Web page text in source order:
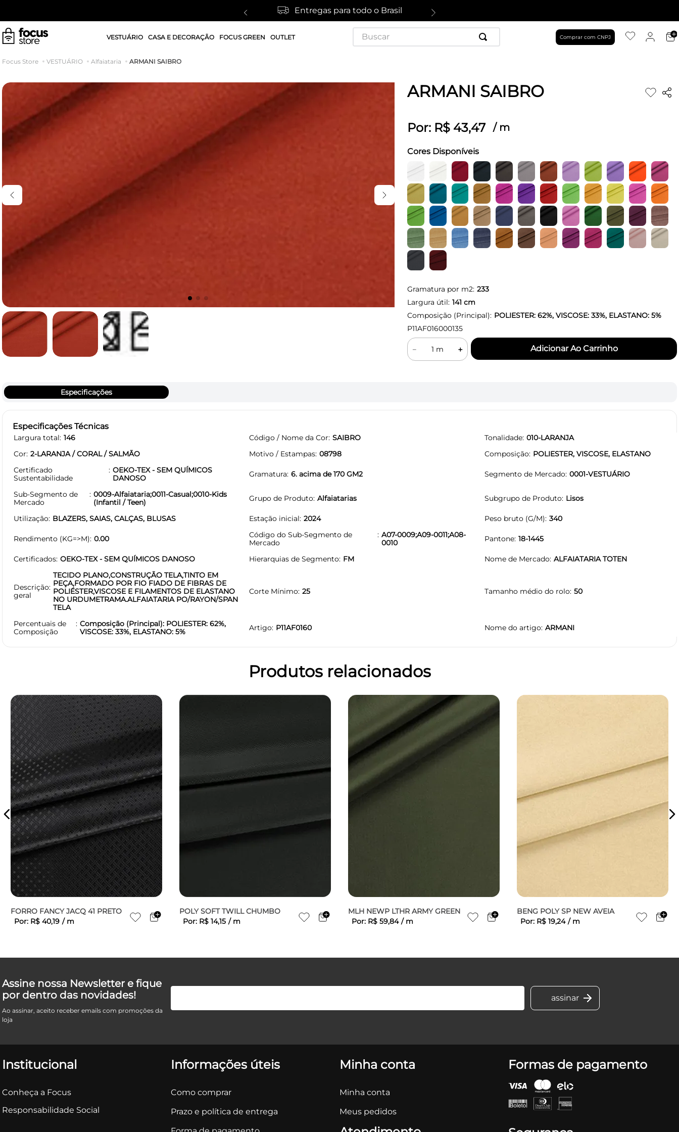
Entregas para todo o Brasil
VESTUÁRIO CASA E DECORAÇÃO FOCUS GREEN OUTLET
Buscar
Comprar com CNPJ
VESTUÁRIO Alfaiataria ARMANI SAIBRO
ARMANI SAIBRO
Por: R$ 43,47 / m
Cores Disponíveis
Gramatura por m2: 233
Largura útil: 141 cm
Composição (Principal): POLIESTER: 62%, VISCOSE: 33%, ELASTANO: 5%
P11AF016000135
＋
－
Especificações
Especificações Técnicas
Largura total 146 Código / Nome da Cor SAIBRO Tonalidade 010-LARANJA
Cor 2-LARANJA / CORAL / SALMÃO Motivo / Estampas 08798 Composição POLIESTER, VISCOSE, ELASTANO
Certificado
Sustentabilidade
OEKO-TEX - SEM QUÍMICOS
DANOSO
Gramatura 6. acima de 170 GM2 Segmento de Mercado 0001-VESTUÁRIO
Sub-Segmento de
Mercado
0009-Alfaiataria;0011-Casual;0010-Kids
(Infantil / Teen)
Grupo de Produto Alfaiatarias Subgrupo de Produto Lisos
Utilização BLAZERS, SAIAS, CALÇAS, BLUSAS Estação inicial 2024 Peso bruto (G/M) 340
Rendimento (KG=>M) 0.00
Código do Sub-Segmento de
Mercado
A07-0009;A09-0011;A08-
0010
Pantone 18-1445
Certificados OEKO-TEX - SEM QUÍMICOS DANOSO Hierarquias de Segmento FM Nome de Mercado ALFAIATARIA TOTEN
Descrição
geral
TECIDO PLANO,CONSTRUÇÃO TELA,TINTO EM
PEÇA,FORMADO POR FIO FIADO DE FIBRAS DE
POLIÉSTER,VISCOSE E FILAMENTOS DE ELASTANO
NO URDUMETRAMA.ALFAIATARIA PO/RAYON/SPAN
TELA
Corte Mínimo 25 Tamanho médio do rolo 50
Percentuais de
Composição
Composição (Principal): POLIESTER: 62%,
VISCOSE: 33%, ELASTANO: 5%
Artigo P11AF0160 Nome do artigo ARMANI
Produtos relacionados
FORRO FANCY JACQ 41 PRETO
Por: R$ 40,19 / m
POLY SOFT TWILL CHUMBO
Por: R$ 14,15 / m
MLH NEWP LTHR ARMY GREEN
Por: R$ 59,84 / m
BENG POLY SP NEW AVEIA
Por: R$ 19,24 / m
Assine nossa Newsletter e fique
por dentro das novidades!
Ao assinar, aceito receber emails com promoções da
loja
Institucional
Conheça a Focus
Responsabilidade Social
Informações úteis
Como comprar
Prazo e política de entrega
Minha conta
Minha conta
Meus pedidos
Formas de pagamento